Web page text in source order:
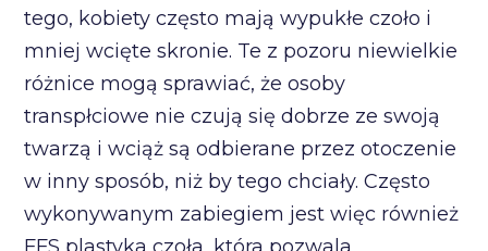
tego, kobiety często mają wypukłe czoło i
mniej wcięte skronie. Te z pozoru niewielkie
różnice mogą sprawiać, że osoby
transpłciowe nie czują się dobrze ze swoją
twarzą i wciąż są odbierane przez otoczenie
w inny sposób, niż by tego chciały. Często
wykonywanym zabiegiem jest więc również